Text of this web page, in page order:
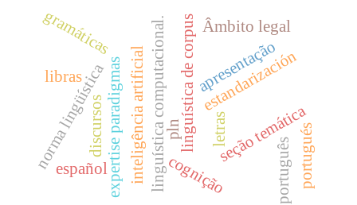
linguística de corpus
linguística computacional.
inteligência artificial letras
apresentação
seção temática
cognição
expertise paradigmas estandarización
gramáticas
norma lingüística portugués
español português
Âmbito legal
libras
pln
discursos